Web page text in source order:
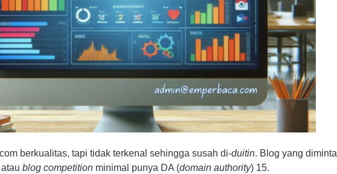
berkualitas, tapi tidak terkenal sehingga susah di-duitin. Blog yang diminta
blog competition minimal punya DA (domain authority) 15.